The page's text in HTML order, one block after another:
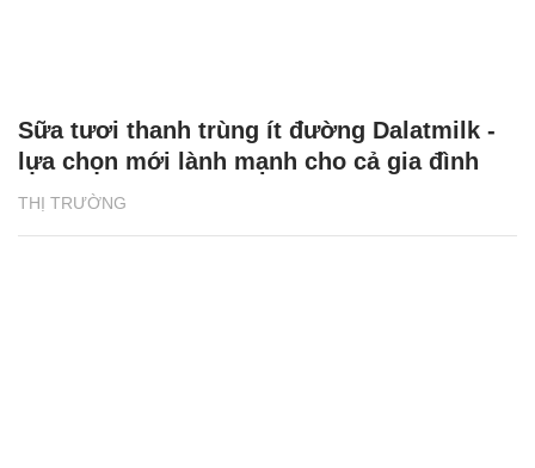
THỊ TRƯỜNG
Sữa tươi thanh trùng ít đường Dalatmilk -
lựa chọn mới lành mạnh cho cả gia đình